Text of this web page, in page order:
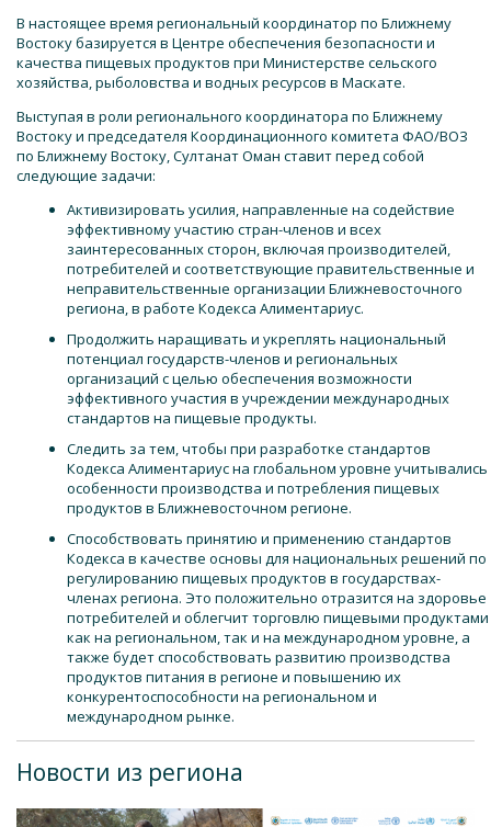
В настоящее время региональный координатор по Ближнему
Востоку базируется в Центре обеспечения безопасности и
качества пищевых продуктов при Министерстве сельского
хозяйства, рыболовства и водных ресурсов в Маскате.
Выступая в роли регионального координатора по Ближнему
Востоку и председателя Координационного комитета ФАО/ВОЗ
по Ближнему Востоку, Султанат Оман ставит перед собой
следующие задачи:
Активизировать усилия, направленные на содействие
эффективному участию стран-членов и всех
заинтересованных сторон, включая производителей,
потребителей и соответствующие правительственные и
неправительственные организации Ближневосточного
региона, в работе Кодекса Алиментариус.
Продолжить наращивать и укреплять национальный
потенциал государств-членов и региональных
организаций с целью обеспечения возможности
эффективного участия в учреждении международных
стандартов на пищевые продукты.
Следить за тем, чтобы при разработке стандартов
Кодекса Алиментариус на глобальном уровне учитывались
особенности производства и потребления пищевых
продуктов в Ближневосточном регионе.
Способствовать принятию и применению стандартов
Кодекса в качестве основы для национальных решений по
регулированию пищевых продуктов в государствах-
членах региона. Это положительно отразится на здоровье
потребителей и облегчит торговлю пищевыми продуктами
как на региональном, так и на международном уровне, а
также будет способствовать развитию производства
продуктов питания в регионе и повышению их
конкурентоспособности на региональном и
международном рынке.
Новости из региона